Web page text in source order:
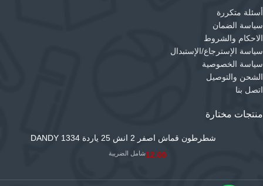
أسئلة متكررة
سياسة الضمان
الاحكام والشروط
سياسة الإسترجاع/الإستبدال
سياسة الخصوصية
الشحن والتوصيل
اتصل بنا
منتجات مختارة
شطرطون قماش اصفر 2 انش 25 ياردة DANDY 1334
12.00شامل الضريبة